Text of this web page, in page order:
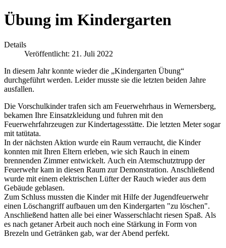
Übung im Kindergarten
Details
Veröffentlicht: 21. Juli 2022
In diesem Jahr konnte wieder die „Kindergarten Übung“
durchgeführt werden. Leider musste sie die letzten beiden Jahre
ausfallen.
Die Vorschulkinder trafen sich am Feuerwehrhaus in Wernersberg,
bekamen Ihre Einsatzkleidung und fuhren mit den
Feuerwehrfahrzeugen zur Kindertagesstätte. Die letzten Meter sogar
mit tatütata.
In der nächsten Aktion wurde ein Raum verraucht, die Kinder
konnten mit Ihren Eltern erleben, wie sich Rauch in einem
brennenden Zimmer entwickelt. Auch ein Atemschutztrupp der
Feuerwehr kam in diesen Raum zur Demonstration. Anschließend
wurde mit einem elektrischen Lüfter der Rauch wieder aus dem
Gebäude geblasen.
Zum Schluss mussten die Kinder mit Hilfe der Jugendfeuerwehr
einen Löschangriff aufbauen um den Kindergarten "zu löschen".
Anschließend hatten alle bei einer Wasserschlacht riesen Spaß. Als
es nach getaner Arbeit auch noch eine Stärkung in Form von
Brezeln und Getränken gab, war der Abend perfekt.